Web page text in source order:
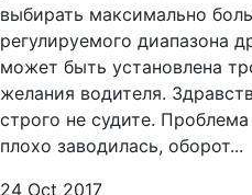
выбирать максимально
регулируемого диапазона
может быть установлена
желания водителя.
строго не судите.
плохо заводилась, оборот...
24 Oct 2017